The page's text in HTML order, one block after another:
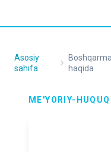
Asosiy
sahifa
Boshqarma
haqida
ME'YORIY-